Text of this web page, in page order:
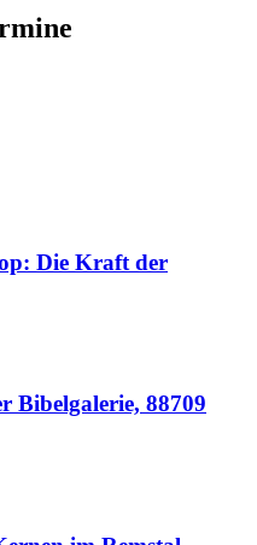
Die Kraft der
Bibelgalerie, 88709